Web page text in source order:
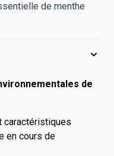
de menthe
de
caractéristiques
en cours de